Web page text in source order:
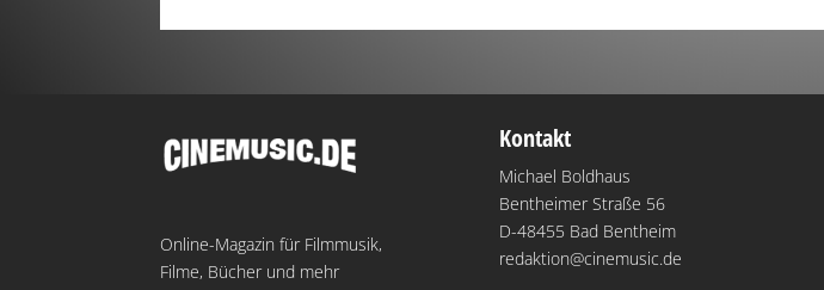
Online-Magazin für Filmmusik,
Filme, Bücher und mehr
Kontakt
Michael Boldhaus
Bentheimer Straße 56
D-48455 Bad Bentheim
redaktion@cinemusic.de